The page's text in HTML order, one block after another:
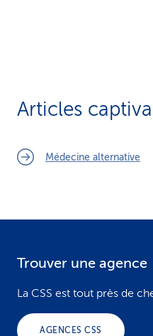
Articles
Médecine alternative
Trouver une agence
La CSS est tout près de
AGENCES CSS